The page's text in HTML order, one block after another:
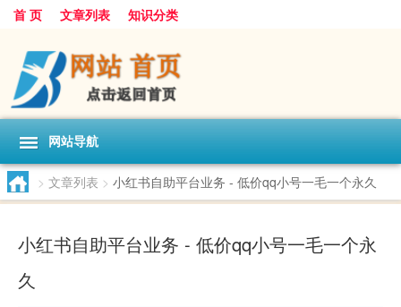
首 页 文章列表 知识分类
网站导航
> 文章列表 > 小红书自助平台业务 - 低价qq小号一毛一个永久
小红书自助平台业务 - 低价qq小号一毛一个永
久